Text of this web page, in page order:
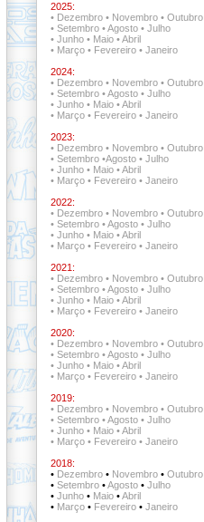
2025:
• Dezembro• Novembro• Outubro
• Setembro•Agosto• Julho
• Junho• Maio•Abril
• Março• Fevereiro• Janeiro
2024:
• Dezembro• Novembro• Outubro
• Setembro•Agosto• Julho
• Junho• Maio•Abril
• Março• Fevereiro• Janeiro
2023:
• Dezembro• Novembro• Outubro
• Setembro•Agosto• Julho
• Junho• Maio•Abril
• Março• Fevereiro• Janeiro
2022:
• Dezembro • Novembro• Outubro
• Setembro •Agosto• Julho
• Junho• Maio•Abril
• Março• Fevereiro• Janeiro
2021:
• Dezembro • Novembro • Outubro
• Setembro•Agosto• Julho
• Junho• Maio•Abril
• Março• Fevereiro• Janeiro
2020:
• Dezembro• Novembro• Outubro
• Setembro•Agosto• Julho
• Junho• Maio•Abril
• Março• Fevereiro• Janeiro
2019:
• Dezembro• Novembro• Outubro
• Setembro•Agosto• Julho
• Junho• Maio•Abril
• Março• Fevereiro• Janeiro
2018:
• Dezembro• Novembro• Outubro
• Setembro•Agosto• Julho
• Junho• Maio•Abril
• Março• Fevereiro• Janeiro